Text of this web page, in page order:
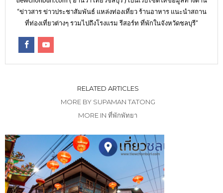
“ข่าวสาร ข่าวประชาสัมพันธ์ แหล่งท่องเที่ยว ร้านอาหาร แนะนำสถาน
ที่ท่องเที่ยวต่างๆ รวมไปถึงโรงแรม รีสอร์ท ที่พักในจังหวัดชลบุรี”
RELATED ARTICLES
MORE BY SUPAMAN TATONG
MORE IN ที่พักพัทยา